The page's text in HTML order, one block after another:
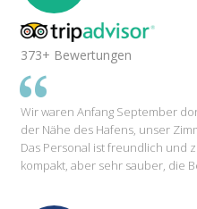
373+ Bewertungen
Wir waren Anfang September
der Nähe des Hafens, unser
Das Personal ist freundlich und
kompakt, aber sehr sauber, die